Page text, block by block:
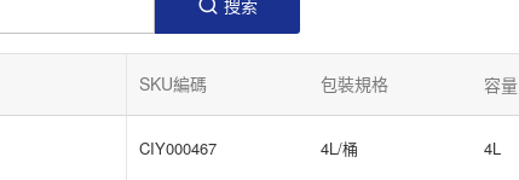
搜索
SKU編碼 包裝規格 容量
CIY000467 4L/桶 4L